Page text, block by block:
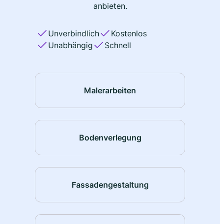
anbieten.
Unverbindlich
Kostenlos
Unabhängig
Schnell
Malerarbeiten
Bodenverlegung
Fassadengestaltung